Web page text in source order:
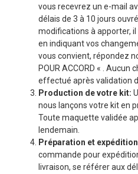
vous recevrez un e-mail
délais de 3 à 10 jours
modifications à apporter,
en indiquant vos
vous convient, répondez
POUR ACCORD « .
effectué après validation
Production de votre kit:
nous lançons votre kit en
Toute maquette validée
lendemain.
Préparation et
commande pour
livraison, se référer aux